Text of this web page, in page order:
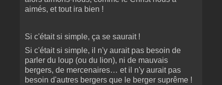
aimés, et tout ira bien !
Si c'était si simple, ça se saurait !
Si c'était si simple, il n'y aurait pas besoin de
parler du loup (ou du lion), ni de mauvais
bergers, de mercenaires… et il n'y aurait pas
besoin d'autres bergers que le berger suprême !